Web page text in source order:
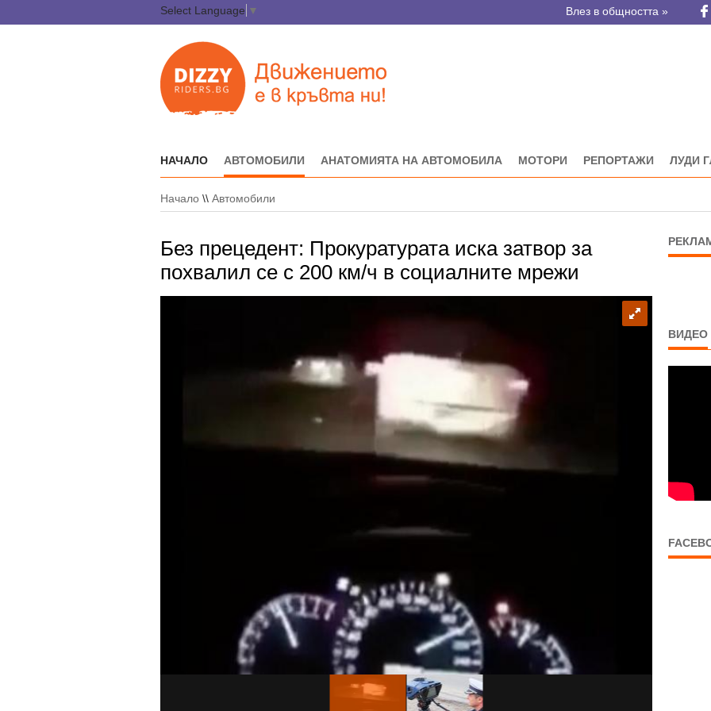
Select Language ▼ Влез в общността »
НАЧАЛО АВТОМОБИЛИ АНАТОМИЯТА НА АВТОМОБИЛА МОТОРИ РЕПОРТАЖИ ЛУДИ
Начало \\ Автомобили
Без прецедент: Прокуратурата иска затвор за
похвалил се с 200 км/ч в социалните мрежи
ВИДЕО